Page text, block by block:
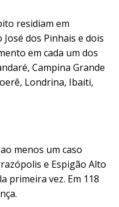
residiam em
dos Pinhais e dois
em cada um dos
Campina Grande
Londrina, Ibaiti,
menos um caso
e Espigão Alto
primeira vez. Em 118